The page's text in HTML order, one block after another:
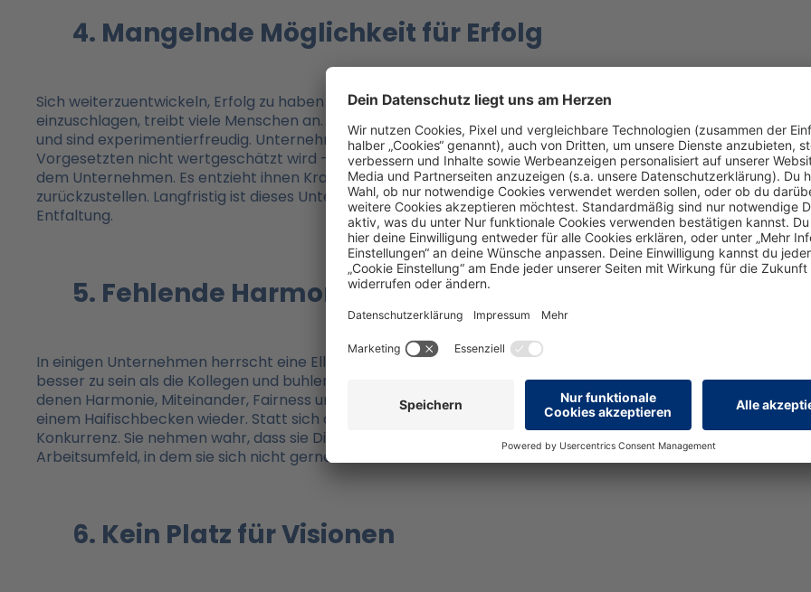
4. Mangelnde Möglichkeit für Erfolg
Sich weiterzuentwickeln, Erfolg zu haben und selbstbestimmt den Weg zur nächsten Stufe auf der
einzuschlagen, treibt viele Menschen an. Sie lieben die Herausforderung und den Wettkampf, messen sich
und sind experimentierfreudig. Unternehmen, in denen diese Menschen erleben, dass ihre Leistung von ihren
Vorgesetzten nicht wertgeschätzt wird – auch hinsichtlich der materiellen Vergütung – verlieren die Bindung
dem Unternehmen. Es entzieht ihnen Kraft, ihre Autonomie aufzugeben und das persönliche Wachstum
zurückzustellen. Langfristig ist dieses Unternehmen dann für diese Menschen nicht der richtige Ort für
Entfaltung.
5. Fehlende Harmonie
In einigen Unternehmen herrscht eine Ellbogenkultur. Mitarbeiter messen sich untereinander, streben danach,
besser zu sein als die Kollegen und buhlen regelrecht um die Aufmerksamkeit ihrer Vorgesetzen.
denen Harmonie, Miteinander, Fairness und Menschlichkeit ein großes Bedürfnis ist, finden sich dann schnell in
einem Haifischbecken wieder. Statt sich als Teil einer Gemeinschaft zu fühlen, stellen sie fest: Hier zählt
Konkurrenz. Sie nehmen wahr, dass sie Dinge, Prozesse und Entscheidungen vor dem Menschen kommen –
Arbeitsumfeld, in dem sie sich nicht gerne aufhalten.
6. Kein Platz für Visionen